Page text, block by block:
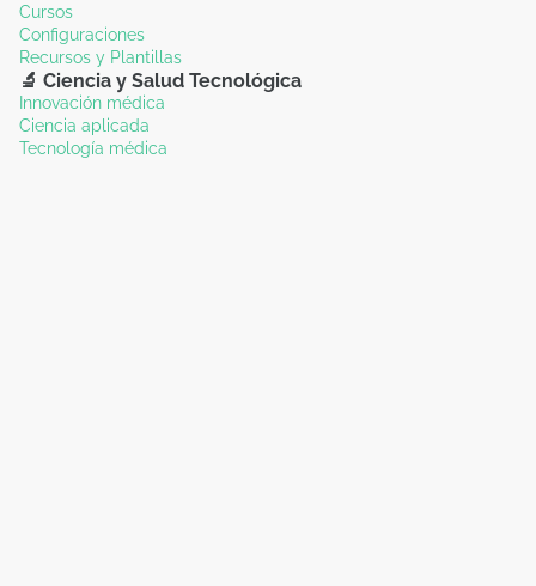
Cursos
Configuraciones
Recursos y Plantillas
🔬 Ciencia y Salud Tecnológica
Innovación médica
Ciencia aplicada
Tecnología médica